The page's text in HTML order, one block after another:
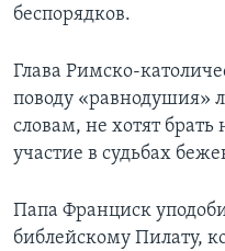
беспорядков.
Глава Римско-
поводу «равнодушия»
словам, не хотят брать
участие в судьбах
Папа Франциск
библейскому Пилату,